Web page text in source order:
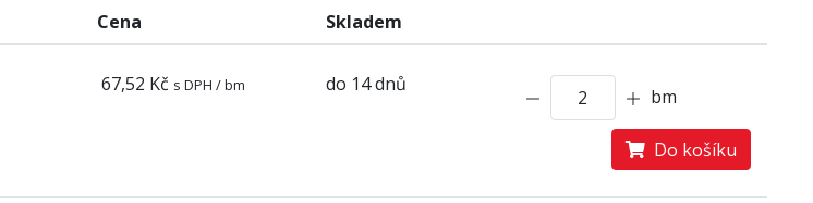
Cena Skladem
67,52 Kč s DPH / bm do 14 dnů
bm
Do košíku